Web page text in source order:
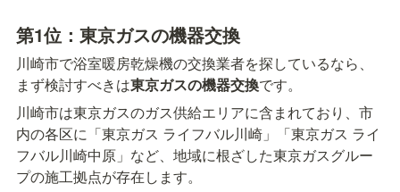
第1位：東京ガスの機器交換
川崎市で浴室暖房乾燥機の交換業者を探しているなら、
まず検討すべきは東京ガスの機器交換です。
川崎市は東京ガスのガス供給エリアに含まれており、市
内の各区に「東京ガス ライフバル川崎」「東京ガス ライ
フバル川崎中原」など、地域に根ざした東京ガスグルー
プの施工拠点が存在します。